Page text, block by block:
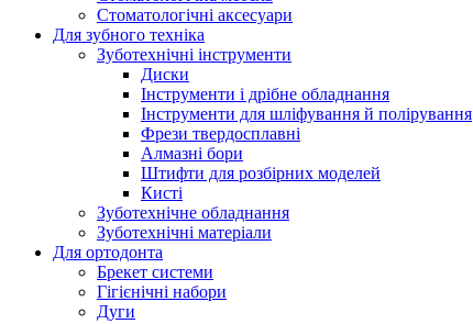
Стоматологічні аксесуари
Для зубного техніка
Зуботехнічні інструменти
Диски
Інструменти і дрібне обладнання
Інструменти для шліфування й полірування
Фрези твердосплавні
Алмазні бори
Штифти для розбірних моделей
Кисті
Зуботехнічне обладнання
Зуботехнічні матеріали
Для ортодонта
Брекет системи
Гігієнічні набори
Дуги